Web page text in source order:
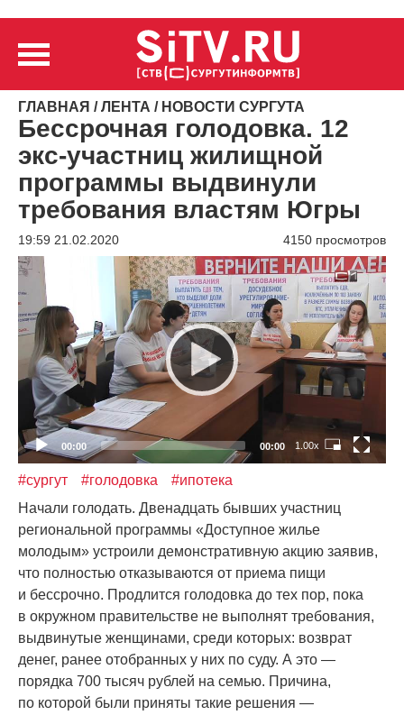
ГЛАВНАЯ /ЛЕНТА / НОВОСТИ СУРГУТА
Бессрочная голодовка. 12
экс-участниц жилищной
программы выдвинули
требования властям Югры
19:59 21.02.2020 4150 просмотров
Видеоплеер
00:00 00:00 1.00x
#сургут #голодовка
#ипотека
Начали голодать. Двенадцать бывших участниц
региональной программы «Доступное жилье
молодым» устроили демонстративную акцию заявив,
что полностью отказываются от приема пищи
и бессрочно. Продлится голодовка до тех пор, пока
в окружном правительстве не выполнят требования,
выдвинутые женщинами, среди которых: возврат
денег, ранее отобранных у них по суду. А это —
порядка 700 тысяч рублей на семью. Причина,
по которой были приняты такие решения —